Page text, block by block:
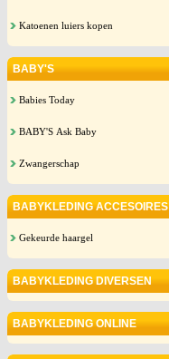
Katoenen luiers kopen
BABY'S
Babies Today
BABY'S Ask Baby
Zwangerschap
BABYKLEDING ACCESOIRES
Gekeurde haargel
BABYKLEDING DIVERSEN
BABYKLEDING ONLINE